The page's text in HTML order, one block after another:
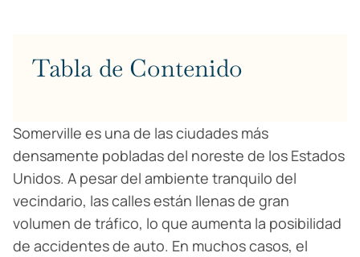
Tabla de Contenido
Somerville es una de las ciudades más
densamente pobladas del noreste de los Estados
Unidos. A pesar del ambiente tranquilo del
vecindario, las calles están llenas de gran
volumen de tráfico, lo que aumenta la posibilidad
de accidentes de auto. En muchos casos, el